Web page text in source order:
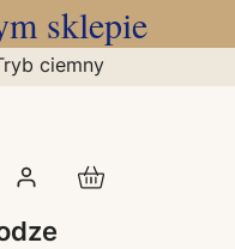
sklepie
ciemny
Produkty w